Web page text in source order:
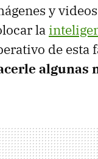
y
la
de
algunas